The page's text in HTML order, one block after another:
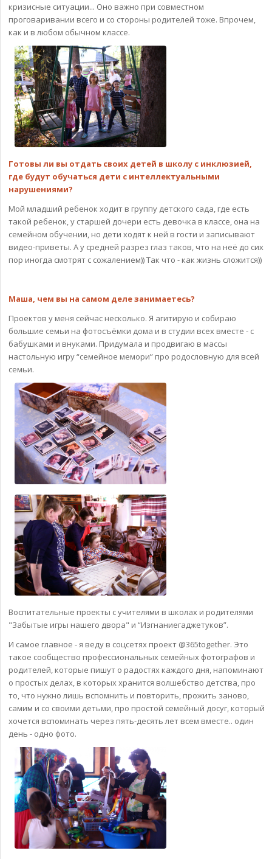
кризисные ситуации... Оно важно при совместном
проговаривании всего и со стороны родителей тоже. Впрочем,
как и в любом обычном классе.
Готовы ли вы отдать своих детей в школу с инклюзией,
где будут обучаться дети с интеллектуальными
нарушениями?
Мой младший ребенок ходит в группу детского сада, где есть
такой ребенок, у старшей дочери есть девочка в классе, она на
семейном обучении, но дети ходят к ней в гости и записывают
видео-приветы. А у средней разрез глаз таков, что на неё до сих
пор иногда смотрят с сожалением)) Так что - как жизнь сложится))
Маша, чем вы на самом деле занимаетесь?
Проектов у меня сейчас несколько. Я агитирую и собираю
большие семьи на фотосъёмки дома и в студии всех вместе - с
бабушками и внуками. Придумала и продвигаю в массы
настольную игру “семейное мемори” про родословную для всей
семьи.
Воспитательные проекты с учителями в школах и родителями
"Забытые игры нашего двора" и “Изгнаниегаджетуков”.
И самое главное - я веду в соцсетях проект @365together. Это
такое сообщество профессиональных семейных фотографов и
родителей, которые пишут о радостях каждого дня, напоминают
о простых делах, в которых хранится волшебство детства, про
то, что нужно лишь вспомнить и повторить, прожить заново,
самим и со своими детьми, про простой семейный досуг, который
хочется вспоминать через пять-десять лет всем вместе.. один
день - одно фото.